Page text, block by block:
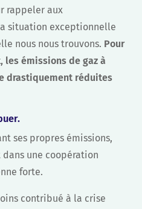
rappeler aux
situation exceptionnelle
nous nous trouvons. Pour
émissions de gaz à
drastiquement réduites
.
ses propres émissions,
dans une coopération
forte.
contribué à la crise